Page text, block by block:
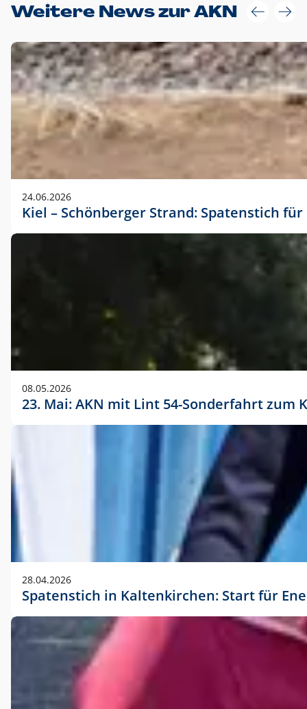
Weitere News zur AKN
24.06.2026
Kiel – Schönberger Strand: Spatenstich
08.05.2026
23. Mai: AKN mit Lint 54-Sonderfahrt
28.04.2026
Spatenstich in Kaltenkirchen: Start für